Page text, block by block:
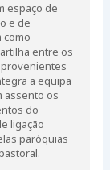
espaço de
e de
como
entre os
a equipa
assento os
do
ligação
paróquias